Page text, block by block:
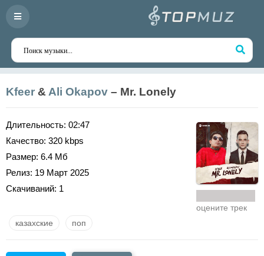
Kfeer & Ali Okapov – Mr. Lonely
Длительность: 02:47
Качество: 320 kbps
Размер: 6.4 Мб
Релиз: 19 Март 2025
Скачиваний: 1
оцените трек
казахские поп